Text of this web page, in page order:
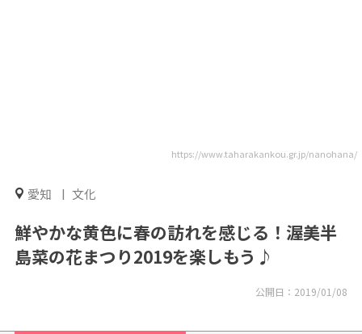
https://www.taharakankou.gr.jp/nanohana/
愛知 文化
鮮やかな黄色に春の訪れを感じる！渥美半
島菜の花まつり2019を楽しもう♪
公開日： 2019/01/08